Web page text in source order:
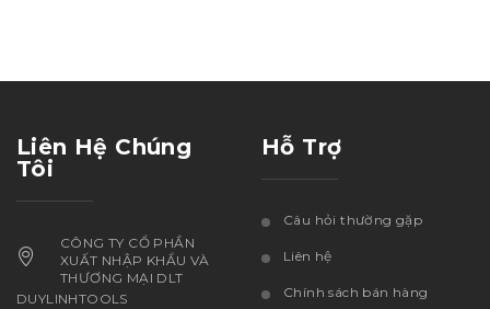
Liên Hệ Chúng
Tôi
CÔNG TY CỔ PHẦN
XUẤT NHẬP KHẨU VÀ
THƯƠNG MẠI DLT
DUYLINHTOOLS
Hỗ Trợ
Câu hỏi thường gặp
Liên hệ
Chính sách bán hàng